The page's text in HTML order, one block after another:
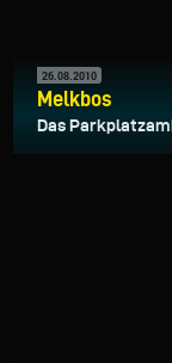
26.08.2010
Melkbos
Das